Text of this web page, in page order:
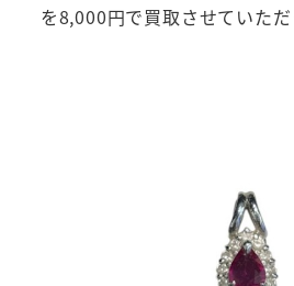
を8,000円で買取させていた